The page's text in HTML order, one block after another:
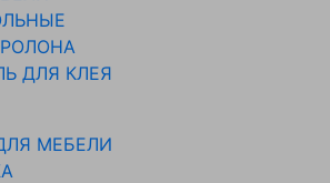
ДЛЯ КЛЕЯ
МЕБЕЛИ